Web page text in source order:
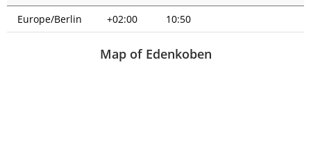
Europe/Berlin
+02:00 10:50
Map of Edenkoben